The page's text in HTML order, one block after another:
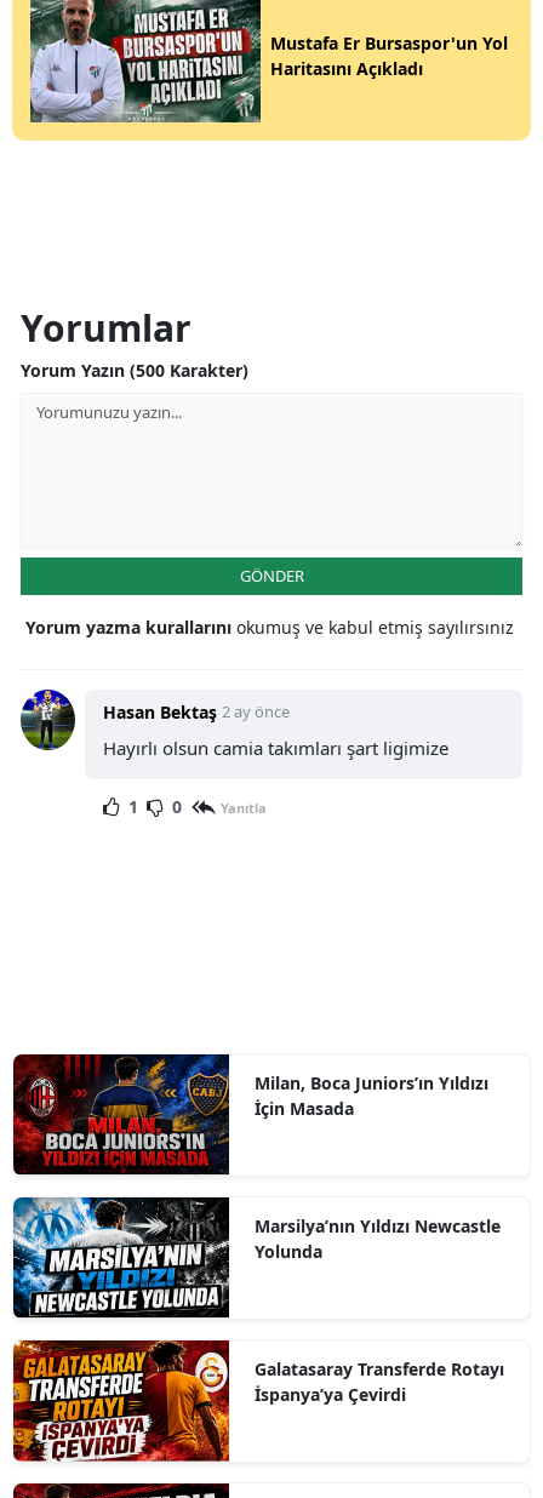
Mustafa Er Bursaspor'un Yol
Haritasını Açıkladı
Yorumlar
Yorum Yazın (500 Karakter)
GÖNDER
Yorum yazma kurallarını okumuş ve kabul etmiş sayılırsınız
Hasan Bektaş 2 ay önce
Hayırlı olsun camia takımları şart ligimize
1 0 Yanıtla
Milan, Boca Juniors’ın Yıldızı
İçin Masada
Marsilya’nın Yıldızı Newcastle
Yolunda
Galatasaray Transferde Rotayı
İspanya’ya Çevirdi